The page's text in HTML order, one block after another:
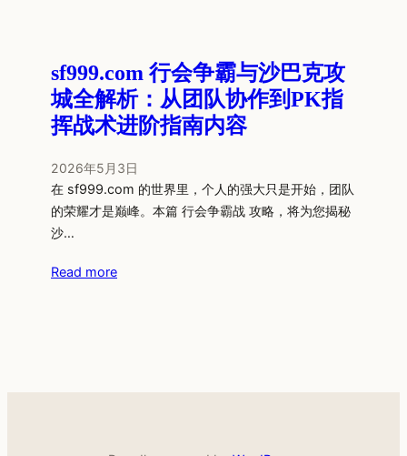
sf999.com 行会争霸与沙巴克攻
城全解析：从团队协作到PK指
挥战术进阶指南内容
2026年5月3日
在 sf999.com 的世界里，个人的强大只是开始，团队
的荣耀才是巅峰。本篇 行会争霸战 攻略，将为您揭秘
沙…
Read more